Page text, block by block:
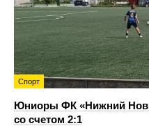
Спорт
Юниоры ФК «Нижний
со счетом 2:1